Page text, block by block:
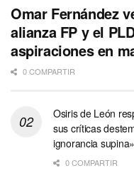
Omar Fernández
alianza FP y el
aspiraciones en
0 COMPARTIR
Osiris de León
sus críticas
ignorancia supina»
0 COMPARTIR